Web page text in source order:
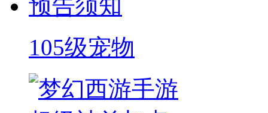
105级宠物